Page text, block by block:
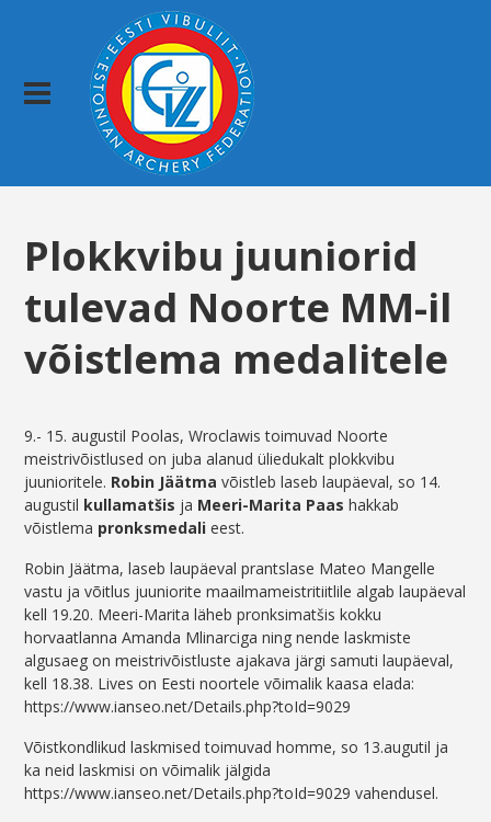
Plokkvibu juuniorid
tulevad Noorte MM-il
võistlema medalitele
9.- 15. augustil Poolas, Wroclawis toimuvad Noorte
meistrivõistlused on juba alanud üliedukalt plokkvibu
juunioritele. Robin Jäätma võistleb laseb laupäeval, so 14.
augustil kullamatšis ja Meeri-Marita Paas hakkab
võistlema pronksmedali eest.
Robin Jäätma, laseb laupäeval prantslase Mateo Mangelle
vastu ja võitlus juuniorite maailmameistritiitlile algab laupäeval
kell 19.20. Meeri-Marita läheb pronksimatšis kokku
horvaatlanna Amanda Mlinarciga ning nende laskmiste
algusaeg on meistrivõistluste ajakava järgi samuti laupäeval,
kell 18.38. Lives on Eesti noortele võimalik kaasa elada:
https://www.ianseo.net/Details.php?toId=9029
Võistkondlikud laskmised toimuvad homme, so 13.augutil ja
ka neid laskmisi on võimalik jälgida
https://www.ianseo.net/Details.php?toId=9029 vahendusel.